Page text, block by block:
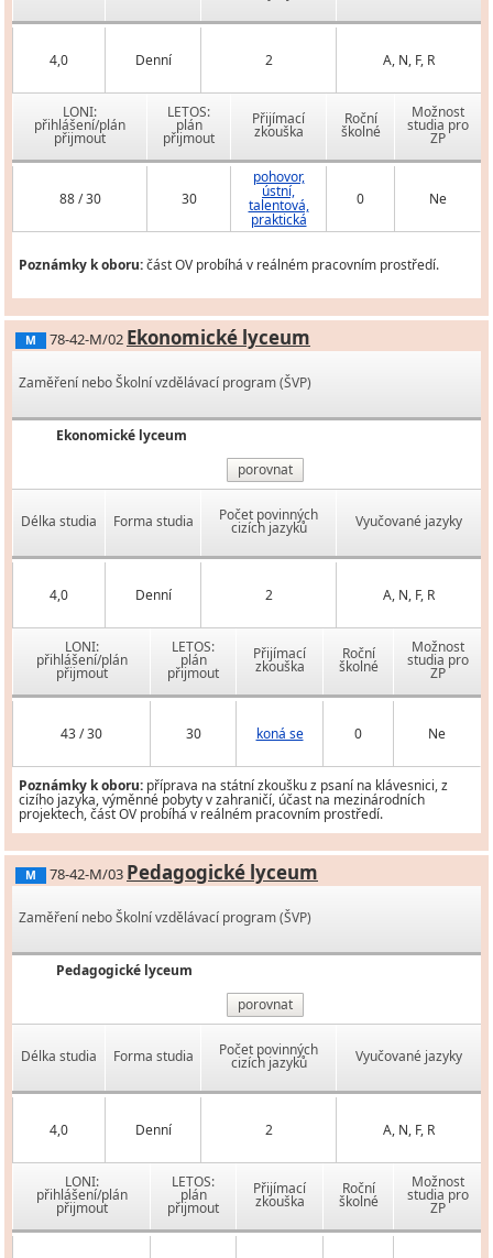
4,0 Denní 2 A, N, F, R
LONI:
přihlášení/plán
přijmout
LETOS:
plán
přijmout
Přijímací
zkouška
Roční
školné
Možnost
studia pro
ZP
88 / 30 30
pohovor,
ústní,
talentová,
praktická
0 Ne
Poznámky k oboru:část OV probíhá v reálném pracovním prostředí.
M 78-42-M/02 Ekonomické lyceum
Zaměření nebo Školní vzdělávací program (ŠVP)
Ekonomické lyceum
porovnat
Délka studia Forma studia Počet povinných
cizích jazyků Vyučované jazyky
4,0 Denní 2 A, N, F, R
LONI:
přihlášení/plán
přijmout
LETOS:
plán
přijmout
Přijímací
zkouška
Roční
školné
Možnost
studia pro
ZP
43 / 30 30 koná se 0 Ne
Poznámky k oboru: příprava na státní zkoušku z psaní na klávesnici, z
cizího jazyka, výměnné pobyty v zahraničí, účast na mezinárodních
projektech, část OV probíhá v reálném pracovním prostředí.
M 78-42-M/03 Pedagogické lyceum
Zaměření nebo Školní vzdělávací program (ŠVP)
Pedagogické lyceum
porovnat
Délka studia Forma studia Počet povinných
cizích jazyků Vyučované jazyky
4,0 Denní 2 A, N, F, R
LONI:
přihlášení/plán
přijmout
LETOS:
plán
přijmout
Přijímací
zkouška
Roční
školné
Možnost
studia pro
ZP